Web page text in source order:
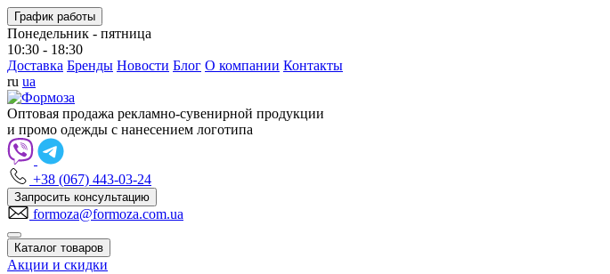
График работы
Понедельник - пятница
10:30 - 18:30
Доставка Бренды Новости Блог О компании Контакты
ru ua
Оптовая продажа рекламно-сувенирной продукции
и промо одежды с нанесением логотипа
+38 (067) 443-03-24
Запросить консультацию
formoza@formoza.com.ua
Каталог товаров
Акции и скидки